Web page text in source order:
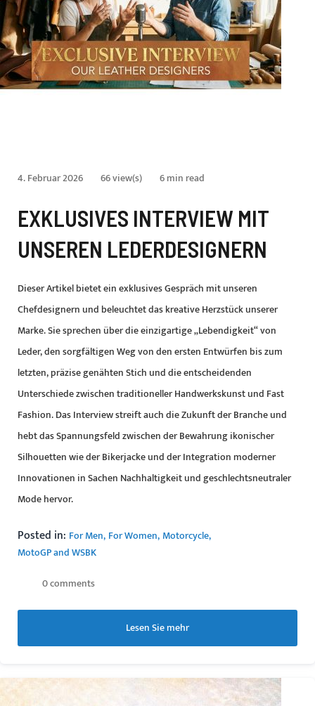
4. Februar 2026 66 view(s) 6 min read
EXKLUSIVES INTERVIEW MIT
UNSEREN LEDERDESIGNERN
Dieser Artikel bietet ein exklusives Gespräch mit unseren
Chefdesignern und beleuchtet das kreative Herzstück unserer
Marke. Sie sprechen über die einzigartige „Lebendigkeit“ von
Leder, den sorgfältigen Weg von den ersten Entwürfen bis zum
letzten, präzise genähten Stich und die entscheidenden
Unterschiede zwischen traditioneller Handwerkskunst und Fast
Fashion. Das Interview streift auch die Zukunft der Branche und
hebt das Spannungsfeld zwischen der Bewahrung ikonischer
Silhouetten wie der Bikerjacke und der Integration moderner
Innovationen in Sachen Nachhaltigkeit und geschlechtsneutraler
Mode hervor.
Posted in: For Men For Women Motorcycle
MotoGP and WSBK
0 comments
Lesen Sie mehr